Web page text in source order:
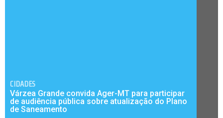
CIDADES
Várzea Grande convida Ager-MT para participar
de audiência pública sobre atualização do Plano
de Saneamento